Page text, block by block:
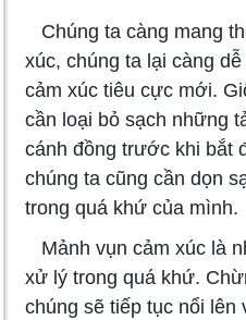
Chúng ta càng mang
xúc, chúng ta lại càng
cảm xúc tiêu cực mới.
cần loại bỏ sạch những
cánh đồng trước khi bắt
chúng ta cũng cần dọn
trong quá khứ của mình.
Mảnh vụn cảm xúc là
xử lý trong quá khứ.
chúng sẽ tiếp tục nổi lên